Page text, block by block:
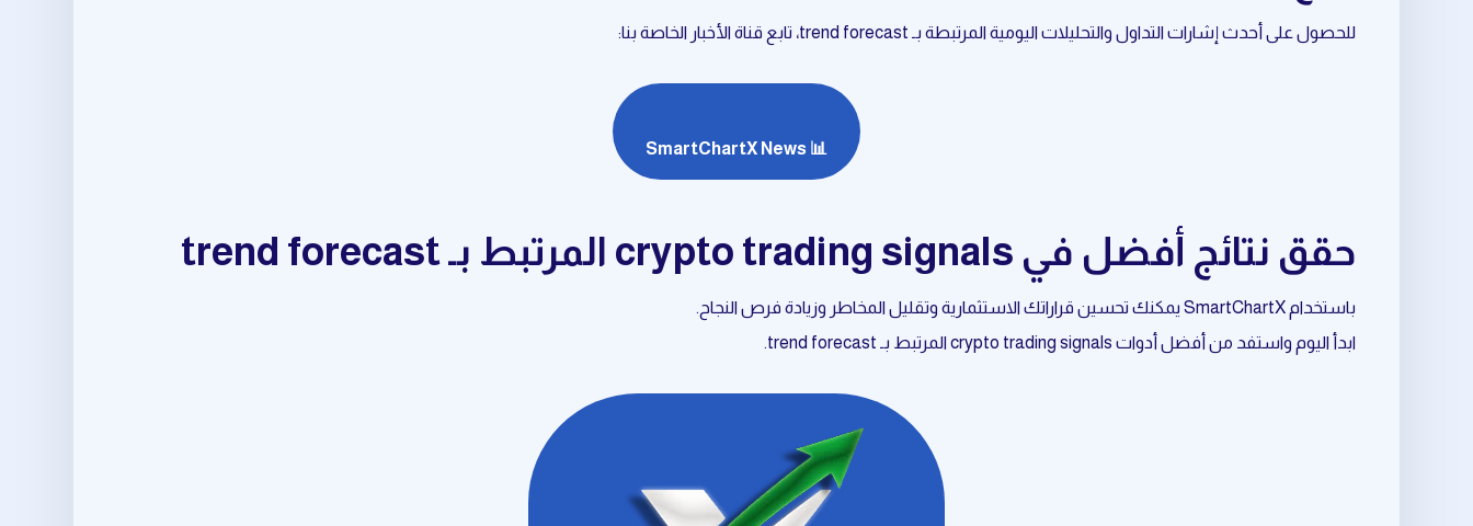
للحصول على أحدث إشارات التداول والتحليلات اليومية المرتبطة بـ trend forecast، تابع قناة الأخبار الخاصة بنا:
📊 SmartChartX News
حقق نتائج أفضل في crypto trading signals المرتبط بـ trend forecast
باستخدام SmartChartX يمكنك تحسين قراراتك الاستثمارية وتقليل المخاطر وزيادة فرص النجاح.
ابدأ اليوم واستفد من أفضل أدوات crypto trading signals المرتبط بـ trend forecast.